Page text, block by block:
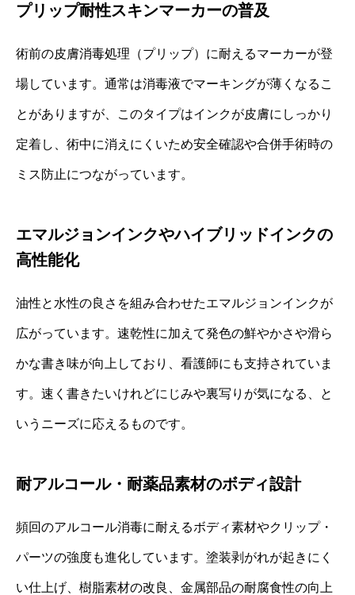
プリップ耐性スキンマーカーの普及
術前の皮膚消毒処理（プリップ）に耐えるマーカーが登
場しています。通常は消毒液でマーキングが薄くなるこ
とがありますが、このタイプはインクが皮膚にしっかり
定着し、術中に消えにくいため安全確認や合併手術時の
ミス防止につながっています。
エマルジョンインクやハイブリッドインクの
高性能化
油性と水性の良さを組み合わせたエマルジョンインクが
広がっています。速乾性に加えて発色の鮮やかさや滑ら
かな書き味が向上しており、看護師にも支持されていま
す。速く書きたいけれどにじみや裏写りが気になる、と
いうニーズに応えるものです。
耐アルコール・耐薬品素材のボディ設計
頻回のアルコール消毒に耐えるボディ素材やクリップ・
パーツの強度も進化しています。塗装剥がれが起きにく
い仕上げ、樹脂素材の改良、金属部品の耐腐食性の向上